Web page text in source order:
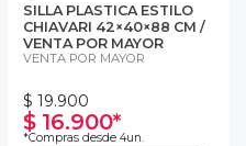
SILLA PLASTICA ESTILO
CHIAVARI 42×40×88 CM /
VENTA POR MAYOR
VENTA POR MAYOR
$ 19.900
$ 16.900*
*Compras desde 4un.